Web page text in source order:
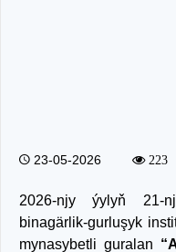
23-05-2026 223
2026-njy ýylyň 21-
binagärlik-gurluşyk
mynasybetli guralan